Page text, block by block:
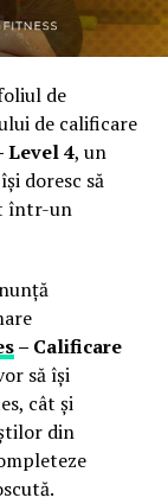
de
de calificare
Level 4, un
doresc să
într-un
– Calificare
să își
cât și
din